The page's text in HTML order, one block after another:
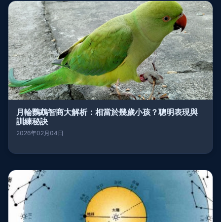
月輪鸚鵡智商大解析：相當於幾歲小孩？聰明表現與
訓練秘訣
2026年02月04日